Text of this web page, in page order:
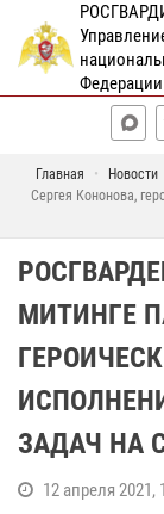
Главная Новости
Сергея Кононова,
МИТИНГЕ
ЗАДАЧ НА
12 апреля 2021,